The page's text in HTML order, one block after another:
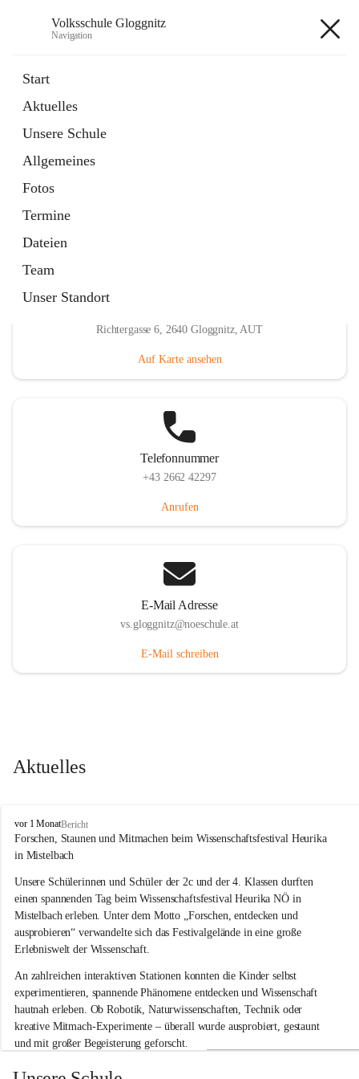
Volksschule Gloggnitz
Navigation
Start
Aktuelles
Unsere Schule
Allgemeines
Fotos
Termine
Dateien
Team
Unser Standort
Seite
in
Tab
Elternverein
öffnet
in
neuem
Tab
Richtergasse 6, 2640 Gloggnitz, AUT
Auf Karte ansehen
Telefonnummer
+43 2662 42297
Anrufen
E-Mail Adresse
vs.gloggnitz@noeschule.at
E-Mail schreiben
Aktuelles
V
o
l
s
s
c
u
l
e
G
l
o
g
g
n
i
vor 1 MonatBericht
Forschen, Staunen und Mitmachen beim Wissenschaftsfestival Heurika
in Mistelbach
Unsere Schülerinnen und Schüler der 2c und der 4. Klassen durften
einen spannenden Tag beim Wissenschaftsfestival Heurika NÖ in
Mistelbach erleben. Unter dem Motto „Forschen, entdecken und
ausprobieren“ verwandelte sich das Festivalgelände in eine große
Erlebniswelt der Wissenschaft.
An zahlreichen interaktiven Stationen konnten die Kinder selbst
experimentieren, spannende Phänomene entdecken und Wissenschaft
hautnah erleben. Ob Robotik, Naturwissenschaften, Technik oder
kreative Mitmach-Experimente – überall wurde ausprobiert, gestaunt
und mit großer Begeisterung geforscht.
Besonders beeindruckend war, dass Wissenschaftlerinnen und